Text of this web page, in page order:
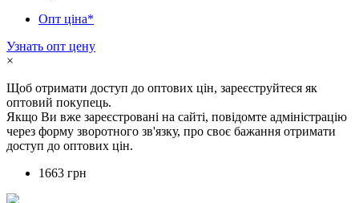
Опт ціна*
Узнать опт цену
×
Щоб отримати доступ до оптових цін, зареєструйтеся як
оптовий покупець.
Якщо Ви вже зареєстровані на сайті, повідомте адміністрацію
через форму зворотного зв'язку, про своє бажання отримати
доступ до оптових цін.
1663 грн